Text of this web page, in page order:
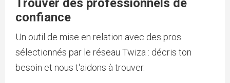
confiance
Un outil de mise en relation avec des pros
sélectionnés par le réseau Twiza : décris ton
besoin et nous t'aidons à trouver.